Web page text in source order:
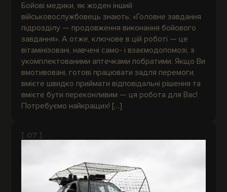
Бойові медики, як жоден інший
військовослужбовець знають: «Головне завдання
підрозділу — продовження виконання бойового
завдання». А отже, ключове в цій роботі — це
вітамінізовані, навчені само- і взаємодопомозі, з
укомплектованими аптечками побратими. Якщо Ви
вмотивовані, готові працювати задля перемоги,
вмієте швидко приймати відповідальні рішення та
вмієте бути переконливим — ця робота для Вас!
Потребуємо найкращих! […]
[ 07 ]